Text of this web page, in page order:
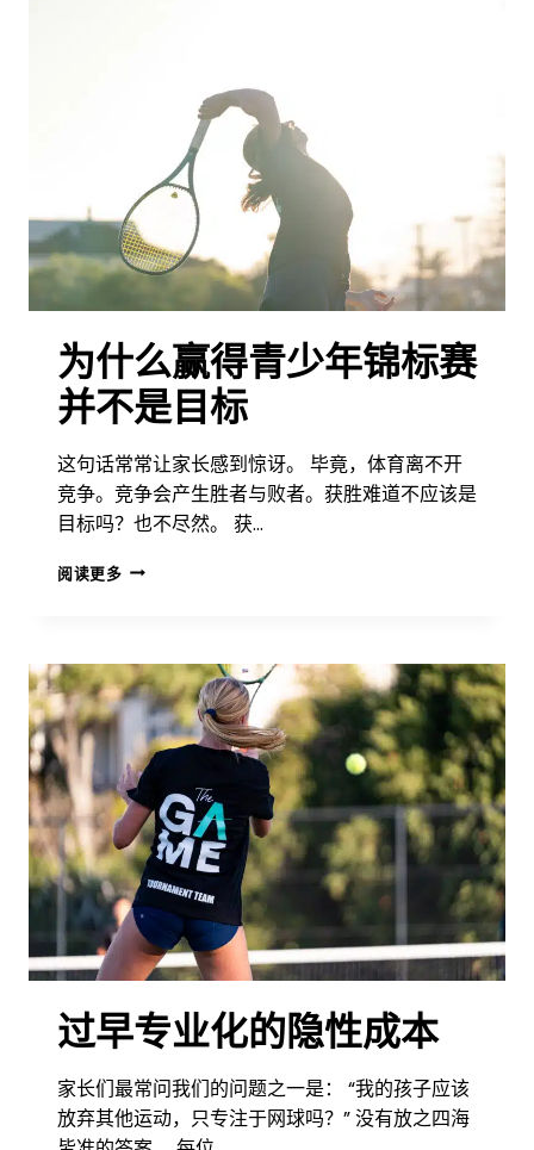
最
出
色
的
年
轻
人
为什么赢得青少年锦标赛
并不是目标
这句话常常让家长感到惊讶。 毕竟，体育离不开
竞争。竞争会产生胜者与败者。获胜难道不应该是
目标吗？也不尽然。 获…
阅读更多 为
得
青
少
年
锦
标
赛
并
不
是
目
标
过早专业化的隐性成本
家长们最常问我们的问题之一是： “我的孩子应该
放弃其他运动，只专注于网球吗？” 没有放之四海